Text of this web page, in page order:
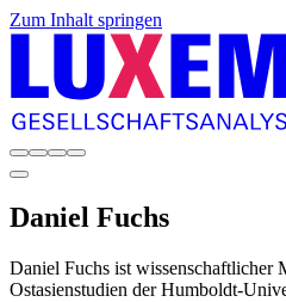
Zum Inhalt springen
Daniel Fuchs
Daniel Fuchs ist wissenschaftlicher
Ostasienstudien der Humboldt-